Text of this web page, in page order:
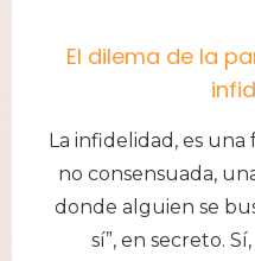
El dilema de la
La infidelidad, es
no consensuada,
donde alguien se
sí”, en secreto.